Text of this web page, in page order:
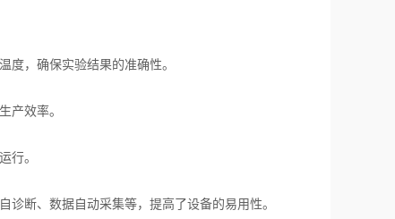
，确保实验结果的准确性。
产效率。
行。
断、数据自动采集等，提高了设备的易用性。